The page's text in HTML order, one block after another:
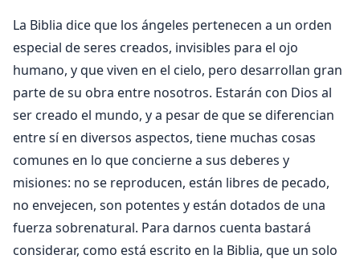
La Biblia dice que los ángeles pertenecen a un orden
especial de seres creados, invisibles para el ojo
humano, y que viven en el cielo, pero desarrollan gran
parte de su obra entre nosotros. Estarán con Dios al
ser creado el mundo, y a pesar de que se diferencian
entre sí en diversos aspectos, tiene muchas cosas
comunes en lo que concierne a sus deberes y
misiones: no se reproducen, están libres de pecado,
no envejecen, son potentes y están dotados de una
fuerza sobrenatural. Para darnos cuenta bastará
considerar, como está escrito en la Biblia, que un solo